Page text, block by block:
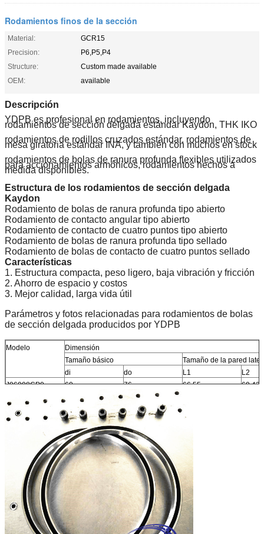
Rodamientos finos de la sección
Material:
GCR15
Precision:
P6,P5,P4
Structure:
Custom made available
OEM:
available
Descripción
YDPB es profesional en rodamientos, incluyendo
rodamientos de sección delgada estándar Kaydon, THK IKO
rodamientos de rodillos cruzados estándar, rodamientos de
mesa giratoria estándar INA, y también con muchos en stock
rodamientos de bolas de ranura profunda flexibles utilizados
para accionamientos armónicos, rodamientos hechos a
medida disponibles.
Estructura de los rodamientos de sección delgada
Kaydon
Rodamiento de bolas de ranura profunda tipo abierto
Rodamiento de contacto angular tipo abierto
Rodamiento de contacto de cuatro puntos tipo abierto
Rodamiento de bolas de ranura profunda tipo sellado
Rodamiento de bolas de contacto de cuatro puntos sellado
Características
1. Estructura compacta, peso ligero, baja vibración y fricción
2. Ahorro de espacio y costos
3. Mejor calidad, larga vida útil
Parámetros y fotos relacionadas para rodamientos de bolas
de sección delgada producidos por YDPB
Modelo
Dimensión
Tamaño básico
Tamaño de la pared
di
do L1
L2
J06008CP0
60 76 66.55 69.42